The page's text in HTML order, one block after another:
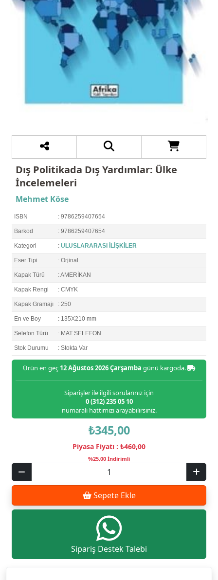
Dış Politikada Dış Yardımlar: Ülke
İncelemeleri
Mehmet Köse
ISBN : 9786259407654
Barkod : 9786259407654
Kategori : ULUSLARARASI İLİŞKİLER
Eser Tipi : Orjinal
Kapak Türü : AMERİKAN
Kapak Rengi : CMYK
Kapak Gramajı : 250
En ve Boy : 135X210 mm
Selefon Türü : MAT SELEFON
Stok Durumu : Stokta Var
Ürün en geç 12 Ağustos 2026 Çarşamba günü kargoda.
Siparişler ile ilgili sorularınız için
0 (312) 235 05 10
numaralı hattımızı arayabilirsiniz.
₺345,00
Piyasa Fiyatı : ₺460,00
%25,00 İndirimli
Sepete Ekle
Sipariş Destek Talebi